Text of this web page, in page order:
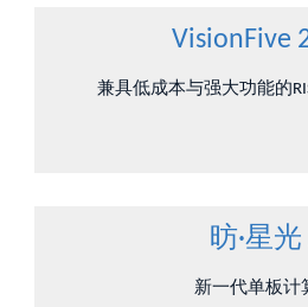
VisionFive
兼具低成本与强大功能的
昉·星光
新一代单板计